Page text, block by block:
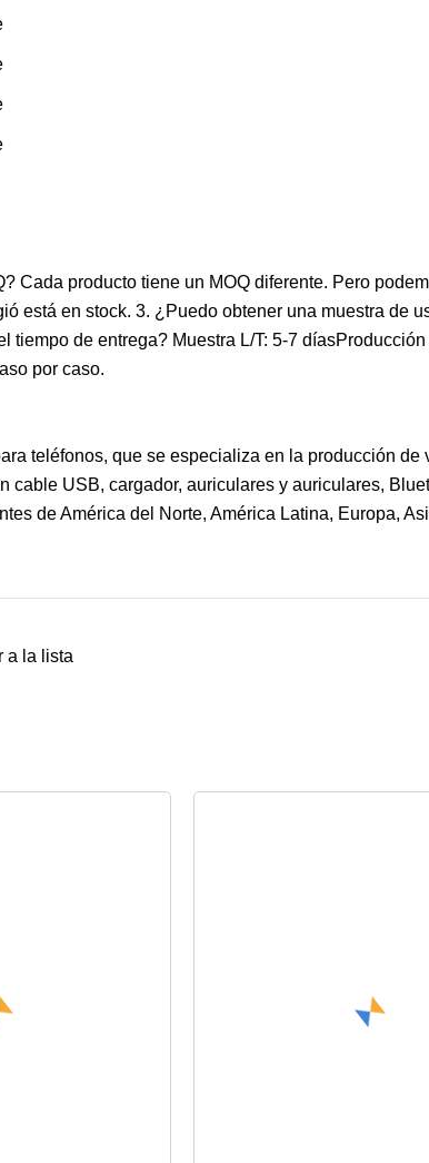
Cada producto tiene un MOQ diferente. Pero
está en stock. 3. ¿Puedo obtener una muestra de
de entrega? Muestra L/T: 5-7
por caso.
teléfonos, que se especializa en la producción de
USB, cargador, auriculares y auriculares,
de América del Norte, América Latina, Europa,
a la lista